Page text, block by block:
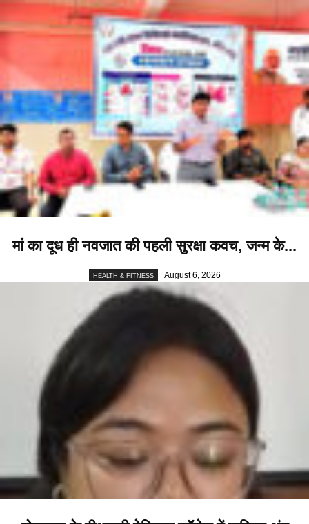
मां का दूध ही नवजात की पहली सुरक्षा कवच, जन्म के...
HEALTH & FITNESS August 6, 2026